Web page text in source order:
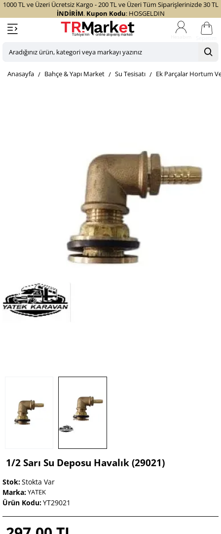
1000 TL ve Üzeri Ücretsiz Kargo - 200 TL ve Üzeri Tüm Siparişlerinizde 30 TL
İNDİRİM. Kupon Kodu: HOSGELDIN
Aradığınız
kategori
homeBahçe & Yapı Market Su Tesisatı Ek Parçalar Hortum
1/2 Sarı Su Deposu Havalık (29021)
Stok:Stokta Var
Marka:YATEK
Ürün Kodu:YT29021